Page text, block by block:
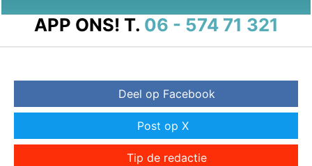
APP ONS! T. 06 - 574 71 321
Deel op Facebook
Post op X
Tip de redactie